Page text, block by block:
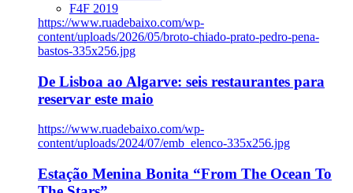
F4F 2019
https://www.ruadebaixo.com/wp-
content/uploads/2026/05/broto-chiado-prato-pedro-pena-
bastos-335x256.jpg
De Lisboa ao Algarve: seis restaurantes para
reservar este maio
https://www.ruadebaixo.com/wp-
content/uploads/2024/07/emb_elenco-335x256.jpg
Estação Menina Bonita “From The Ocean To